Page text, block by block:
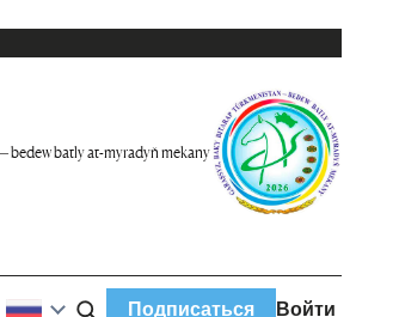
batly at-myradyň mekany
Подписаться Войти